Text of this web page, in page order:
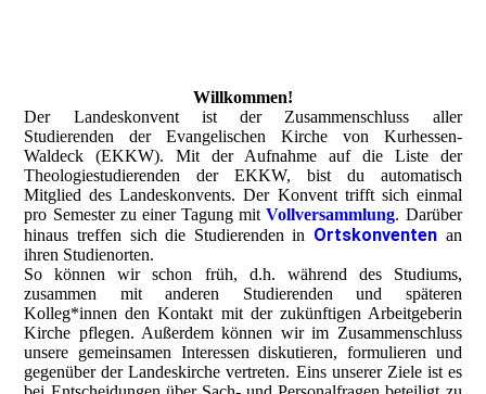
Willkommen!
Der Landeskonvent ist der Zusammenschluss aller
Studierenden der Evangelischen Kirche von Kurhessen-
Waldeck (EKKW). Mit der Aufnahme auf die Liste der
Theologiestudierenden der EKKW, bist du automatisch
Mitglied des Landeskonvents. Der Konvent trifft sich einmal
pro Semester zu einer Tagung mitVollversammlung. Darüber
hinaus treffen sich die Studierenden in Ortskonventen an
ihren Studienorten.
So können wir schon früh, d.h. während des Studiums,
zusammen mit anderen Studierenden und späteren
Kolleg*innen den Kontakt mit der zukünftigen Arbeitgeberin
Kirche pflegen. Außerdem können wir im Zusammenschluss
unsere gemeinsamen Interessen diskutieren, formulieren und
gegenüber der Landeskirche vertreten. Eins unserer Ziele ist es